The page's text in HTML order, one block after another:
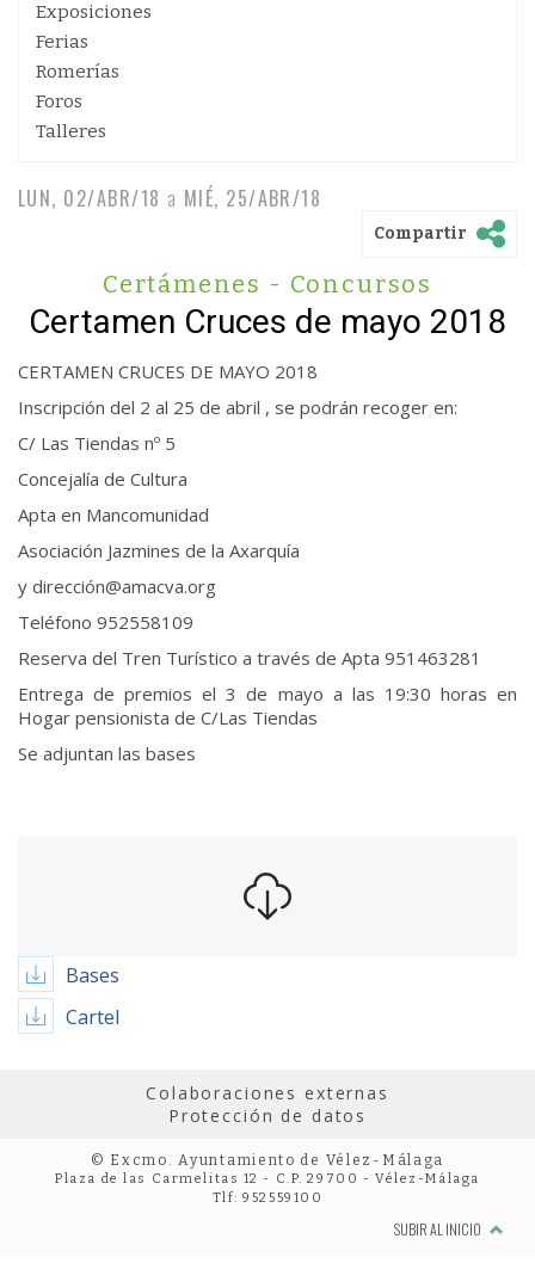
Exposiciones
Ferias
Romerías
Foros
Talleres
LUN, 02/ABR/18 a MIÉ, 25/ABR/18
Compartir
Certámenes - Concursos
Certamen Cruces de mayo 2018
CERTAMEN CRUCES DE MAYO 2018
Inscripción del 2 al 25 de abril , se podrán recoger en:
C/ Las Tiendas nº 5
Concejalía de Cultura
Apta en Mancomunidad
Asociación Jazmines de la Axarquía
y dirección@amacva.org
Teléfono 952558109
Reserva del Tren Turístico a través de Apta 951463281
Entrega de premios el 3 de mayo a las 19:30 horas en
Hogar pensionista de C/Las Tiendas
Se adjuntan las bases
Bases
Cartel
Colaboraciones externas
Protección de datos
© Excmo. Ayuntamiento de Vélez-Málaga
Plaza de las Carmelitas 12 - C.P. 29700 - Vélez-Málaga
Tlf: 952559100
SUBIR AL INICIO